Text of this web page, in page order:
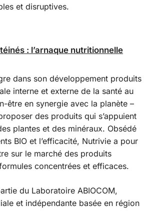
et disruptives.
: l’arnaque nutritionnelle
dans son développement produits
interne et externe de la santé au
être en synergie avec la planète –
des produits qui s’appuient
plantes et des minéraux. Obsédé
BIO et l’efficacité, Nutrivie a pour
sur le marché des produits
concentrées et efficaces.
du Laboratoire ABIOCOM,
et indépendante basée en région